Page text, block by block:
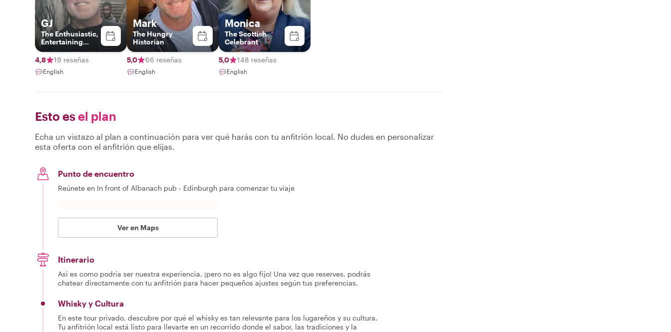
GJ
The Enthusiastic,
Entertaining
Local
4,8
19 reseñas
English
Mark
The Hungry
Historian
5,0 66 reseñas
English
Monica
The Scottish
Celebrant
5,0 148 reseñas
English
Esto esel plan
Echa un vistazo al plan a continuación para ver qué harás con tu anfitrión local. No dudes en personalizar
esta oferta con el anfitrión que elijas.
Punto de encuentro
Reúnete en In front of Albanach pub - Edinburgh para comenzar tu viaje
Ver en Maps
Itinerario
Así es como podría ser nuestra experiencia, ¡pero no es algo fijo! Una vez que reserves, podrás
chatear directamente con tu anfitrión para hacer pequeños ajustes según tus preferencias.
Whisky y Cultura
En este tour privado, descubre por qué el whisky es tan relevante para los lugareños y su cultura.
Tu anfitrión local está listo para llevarte en un recorrido donde el sabor, las tradiciones y la